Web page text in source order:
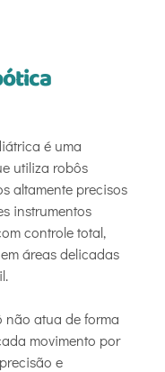
é uma
utiliza robôs
altamente precisos
instrumentos
controle total,
áreas delicadas
não atua de forma
movimento por
e